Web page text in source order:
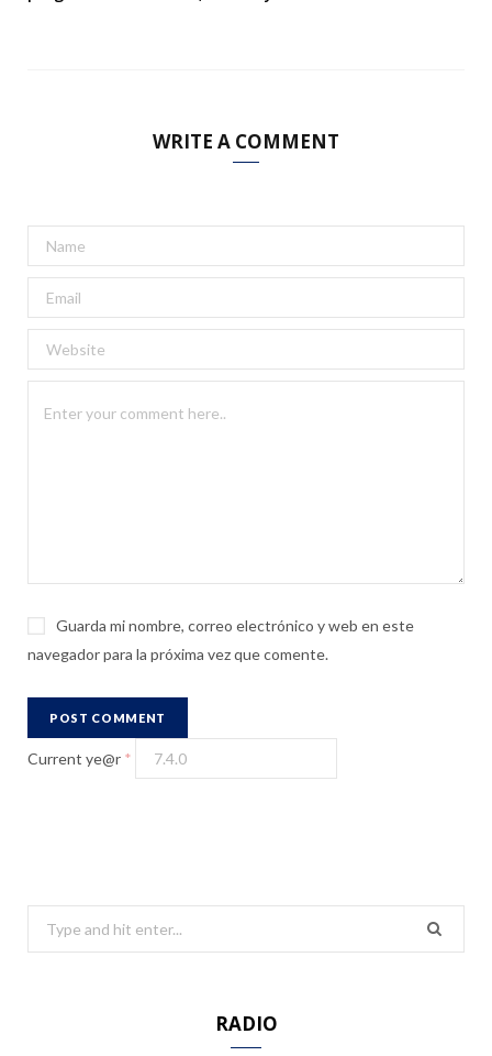
WRITE A COMMENT
Guarda mi nombre, correo electrónico y web en este
navegador para la próxima vez que comente.
Current ye@r *
RADIO